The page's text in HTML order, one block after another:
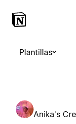
Plantillas
Anika's